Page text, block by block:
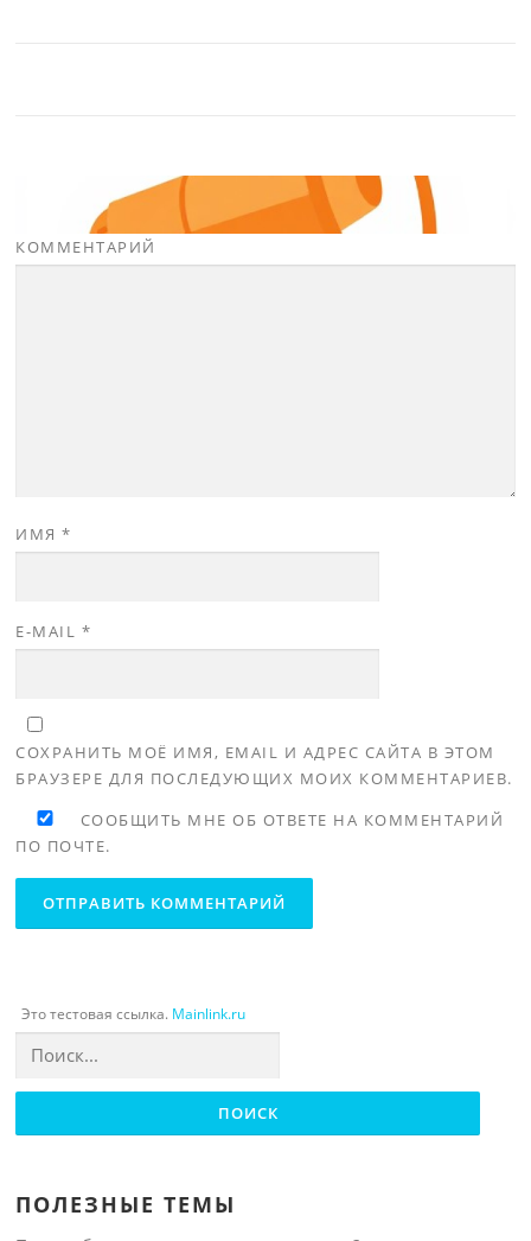
КОММЕНТАРИЙ
ИМЯ*
E-MAIL *
СОХРАНИТЬ МОЁ ИМЯ, EMAIL И АДРЕС САЙТА В ЭТОМ
БРАУЗЕРЕ ДЛЯ ПОСЛЕДУЮЩИХ МОИХ КОММЕНТАРИЕВ.
СООБЩИТЬ МНЕ ОБ ОТВЕТЕ НА КОММЕНТАРИЙ
ПО ПОЧТЕ.
Это тестовая ссылка. Mainlink.ru
ПОЛЕЗНЫЕ ТЕМЫ